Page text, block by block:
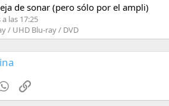
de sonar (pero sólo por el ampli)
a las 17:25
/ UHD Blu-ray / DVD
WhatsApp
Enlace